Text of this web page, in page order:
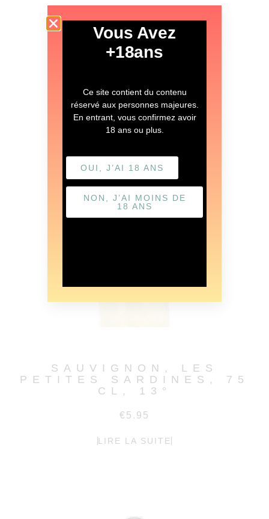
SAUVIGNON, LES
PETITES SARDINES, 75
CL, 13°
€ 5.95
LIRE LA SUITE
Vous Avez
+18ans
Ce site contient du contenu
réservé aux personnes majeures.
En entrant, vous confirmez avoir
18 ans ou plus.
OUI, J’AI 18 ANS
NON, J’AI MOINS DE
18 ANS